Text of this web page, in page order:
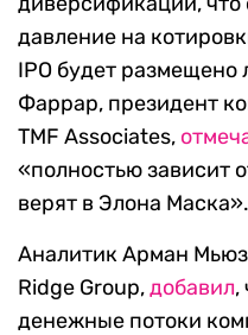
давление на
IPO будет размещено
Фаррар, президент
TMF Associates,
«полностью зависит
верят в Элона Маска».
Аналитик Арман
Ridge Group,добавил,
денежные потоки